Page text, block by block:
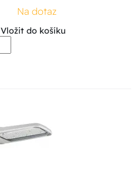
Na dotaz
Vložit do košíku